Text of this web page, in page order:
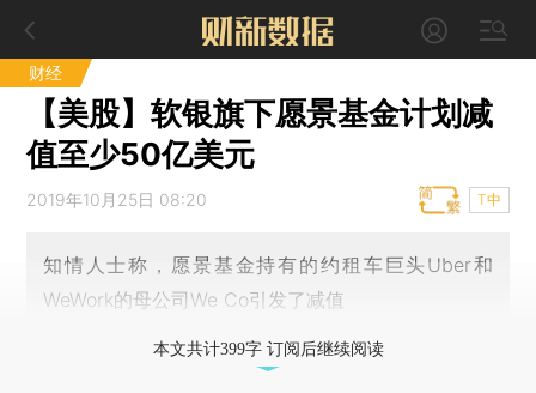
财经
【美股】软银旗下愿景基金计划减
值至少50亿美元
2019年10月25日 08:20 T中
知情人士称，愿景基金持有的约租车巨头Uber和
WeWork的母公司We Co引发了减值
本文共计399字 订阅后继续阅读